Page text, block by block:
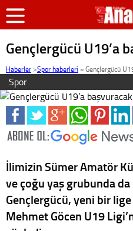
Gençlergücü U19’a
Haberler >Spor haberleri »Gençlergücü
Spor
İlimizin Sümer Amatör
ve çoğu yaş grubunda
Gençlergücü, yeni bir
Mehmet Göcen U19